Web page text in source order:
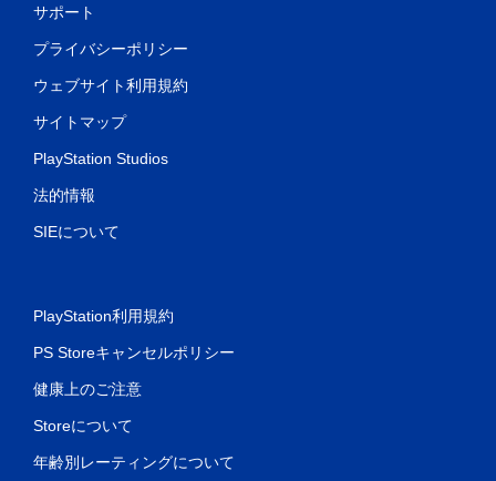
サポート
プライバシーポリシー
ウェブサイト利用規約
サイトマップ
PlayStation Studios
法的情報
SIEについて
PlayStation利用規約
PS Storeキャンセルポリシー
健康上のご注意
Storeについて
年齢別レーティングについて